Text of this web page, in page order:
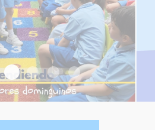
MATEMÁTICAS 2025
Dominguinos 2025-1
Valores Dominguinos
Valores Dominguinos
ValoresValores